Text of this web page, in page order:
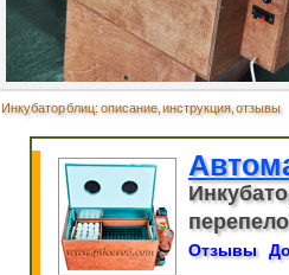
Инкубатор блиц: описание, инструкция, отзывы
Отзывы